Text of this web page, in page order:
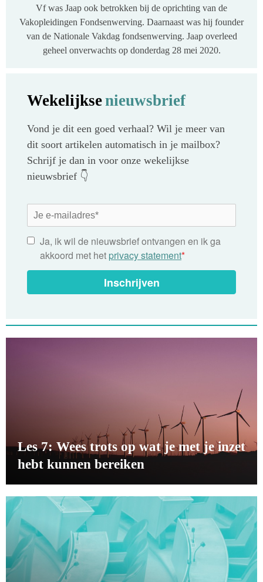
Vf was Jaap ook betrokken bij de oprichting van de
Vakopleidingen Fondsenwerving. Daarnaast was hij founder
van de Nationale Vakdag fondsenwerving. Jaap overleed
geheel onverwachts op donderdag 28 mei 2020.
Wekelijksenieuwsbrief
Vond je dit een goed verhaal? Wil je meer van
dit soort artikelen automatisch in je mailbox?
Schrijf je dan in voor onze wekelijkse
nieuwsbrief 👇
Ja, ik wil de nieuwsbrief ontvangen en ik ga
akkoord met het privacy statement*
Inschrijven
Les 7: Wees trots op wat je met je inzet
hebt kunnen bereiken